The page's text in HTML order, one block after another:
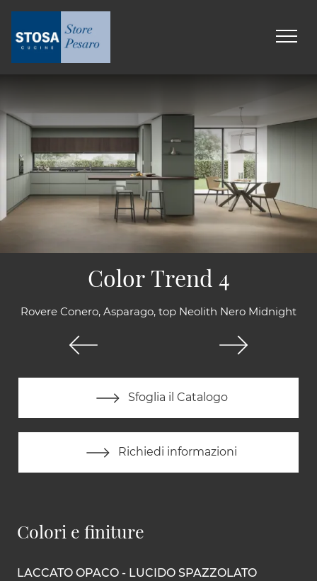
Rovere Conero, Asparago, top Neolith Nero Midnight
Sfoglia il Catalogo
Richiedi informazioni
Color Trend 4
Colori e finiture
LACCATO OPACO - LUCIDO SPAZZOLATO